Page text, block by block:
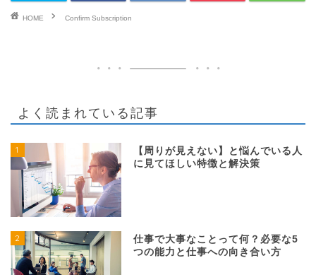
HOME Confirm Subscription
よく読まれている記事
1
【周りが見えない】と悩んでいる人
に見てほしい特徴と解決策
2
仕事で大事なことって何？必要な5
つの能力と仕事への向き合い方